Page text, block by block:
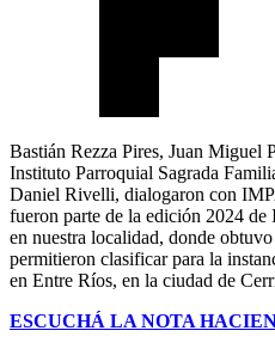
Bastián Rezza Pires, Juan Miguel
Instituto Parroquial Sagrada
Daniel Rivelli, dialogaron con
fueron parte de la edición 2024
en nuestra localidad, donde
permitieron clasificar para la
en Entre Ríos, en la ciudad de
ESCUCHÁ LA NOTA